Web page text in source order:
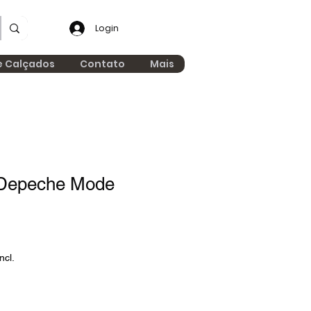
Login
Calçados Contato Mais
Mode